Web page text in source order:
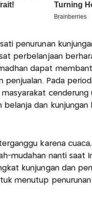
penurunan
perbelanjaan
dapat
penjualan. Pada
masyarakat cenderung
belanja dan kunjungan
karena
mudahan nanti saat
kunjungan dan
menutup penurunan